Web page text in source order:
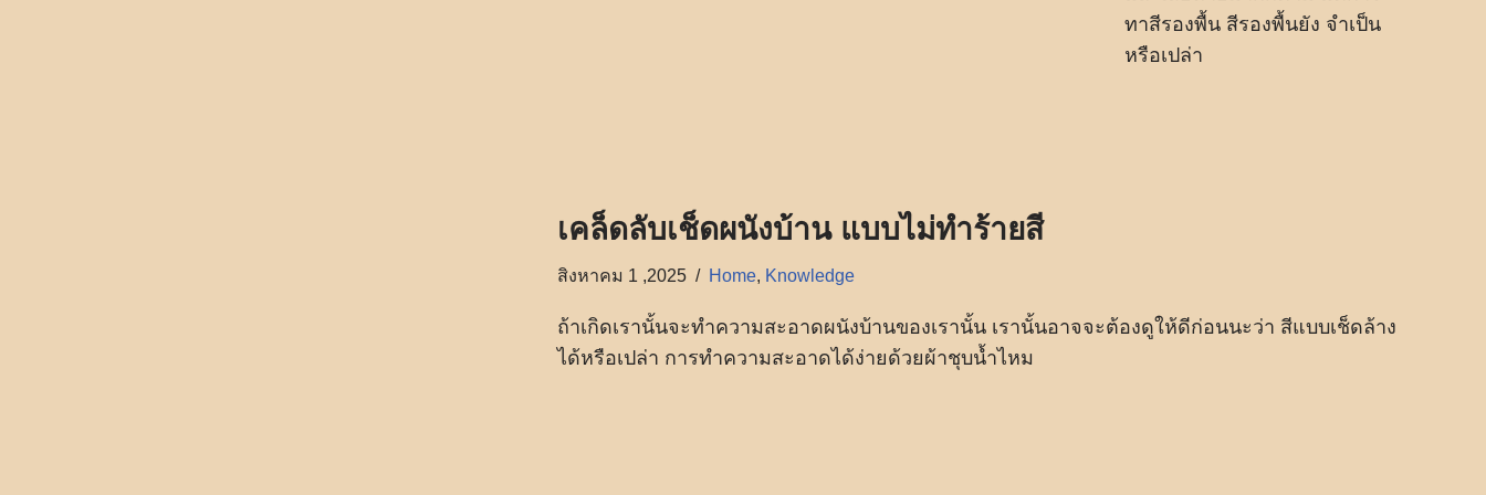
ทาสีรองพื้น สีรองพื้นยัง จำเป็น
หรือเปล่า
เคล็ดลับเช็ดผนังบ้าน แบบไม่ทำร้ายสี
สิงหาคม 1 ,2025 Home, Knowledge
ถ้าเกิดเรานั้นจะทำความสะอาดผนังบ้านของเรานั้น เรานั้นอาจจะต้องดูให้ดีก่อนนะว่า สีแบบเช็ดล้าง
ได้หรือเปล่า การทำความสะอาดได้ง่ายด้วยผ้าชุบน้ำไหม